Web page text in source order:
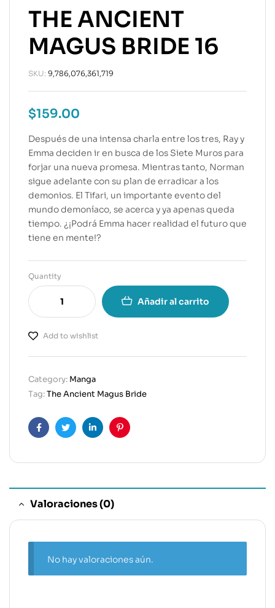
THE ANCIENT
MAGUS BRIDE 16
SKU: 9,786,076,361,719
$159.00
Después de una intensa charla entre los tres, Ray y
Emma deciden ir en busca de los Siete Muros para
forjar una nueva promesa. Mientras tanto, Norman
sigue adelante con su plan de erradicar a los
demonios. El Tifari, un importante evento del
mundo demoníaco, se acerca y ya apenas queda
tiempo. ¿¡Podrá Emma hacer realidad el futuro que
tiene en mente!?
Quantity
Añadir al carrito
Add to wishlist
Category: Manga
Tag:The Ancient Magus Bride
FacebookTwitterLinkedinPinterest
Valoraciones (0)
No hay valoraciones aún.